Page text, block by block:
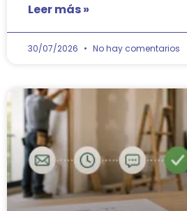
Leer más »
30/07/2026 No hay comentarios